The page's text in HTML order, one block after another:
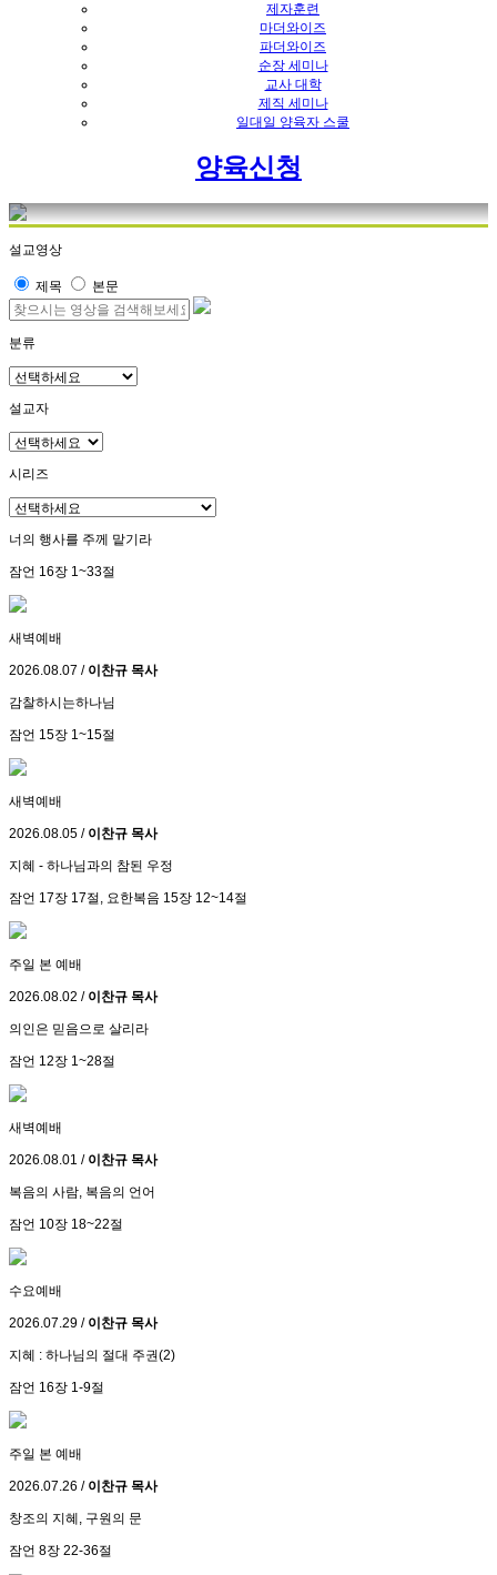
제자훈련
마더와이즈
파더와이즈
순장 세미나
교사 대학
제직 세미나
일대일 양육자 스쿨
양육신청
설교영상
제목 본문
분류
설교자
시리즈
너의 행사를 주께 맡기라
잠언 16장 1~33절
새벽예배
2026.08.07 / 이찬규 목사
감찰하시는하나님
잠언 15장 1~15절
새벽예배
2026.08.05 / 이찬규 목사
지혜 - 하나님과의 참된 우정
잠언 17장 17절, 요한복음 15장 12~14절
주일 본 예배
2026.08.02 / 이찬규 목사
의인은 믿음으로 살리라
잠언 12장 1~28절
새벽예배
2026.08.01 / 이찬규 목사
복음의 사람, 복음의 언어
잠언 10장 18~22절
수요예배
2026.07.29 / 이찬규 목사
지혜 : 하나님의 절대 주권(2)
잠언 16장 1-9절
주일 본 예배
2026.07.26 / 이찬규 목사
창조의 지혜, 구원의 문
잠언 8장 22-36절